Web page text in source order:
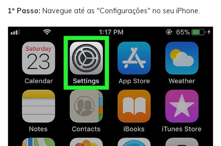
1º Passo: Navegue até as "Configurações" no seu iPhone.